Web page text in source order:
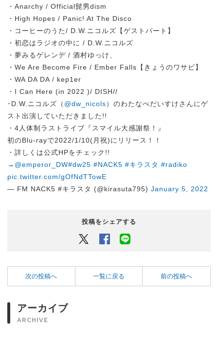
・Anarchy / Official髭男dism
・High Hopes / Panic! At The Disco
・コーヒーのうた/ D.W.ニコルズ【ゲストパート】
・初恋はラジオの中に / D.W.ニコルズ
・夢みるゲレンデ / 酒村ゆっけ、
・We Are Become Fire / Ember Falls【きょうのワサビ】
・WA DA DA / kep1er
・I Can Here (in 2022 )/ DISH//
･D.W.ニコルズ（ @dw_nicols）のわたなべだいすけさんにゲ
スト出演していただきました!!
・4人体制ラストライブ『スマイル大感謝祭！』
初のBlu-rayで2022/1/10(月祝)にリリース！！
・詳しくは公式HPをチェック!!
→ @emperor_DW#dw25 #NACK5 #キラスタ #radiko
pic.twitter.com/gOfNdTTowE
— FM NACK5 #キラスタ (@kirasuta795) January 5, 2022
投稿をシェアする
Twitter Facebook
次の投稿へ 一覧に戻る 前の投稿へ
アーカイブ
ARCHIVE